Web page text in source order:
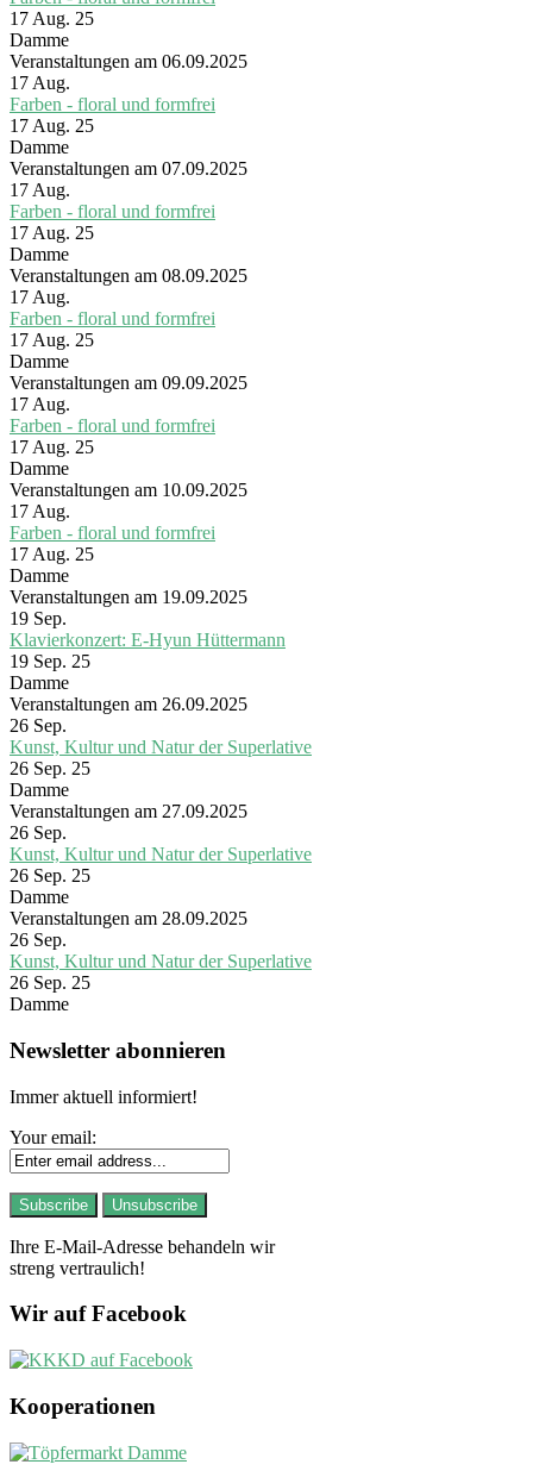
17 Aug. 25
Damme
Veranstaltungen am 06.09.2025
17 Aug.
Farben - floral und formfrei
17 Aug. 25
Damme
Veranstaltungen am 07.09.2025
17 Aug.
Farben - floral und formfrei
17 Aug. 25
Damme
Veranstaltungen am 08.09.2025
17 Aug.
Farben - floral und formfrei
17 Aug. 25
Damme
Veranstaltungen am 09.09.2025
17 Aug.
Farben - floral und formfrei
17 Aug. 25
Damme
Veranstaltungen am 10.09.2025
17 Aug.
Farben - floral und formfrei
17 Aug. 25
Damme
Veranstaltungen am 19.09.2025
19 Sep.
Klavierkonzert: E-Hyun Hüttermann
19 Sep. 25
Damme
Veranstaltungen am 26.09.2025
26 Sep.
Kunst, Kultur und Natur der Superlative
26 Sep. 25
Damme
Veranstaltungen am 27.09.2025
26 Sep.
Kunst, Kultur und Natur der Superlative
26 Sep. 25
Damme
Veranstaltungen am 28.09.2025
26 Sep.
Kunst, Kultur und Natur der Superlative
26 Sep. 25
Damme
Newsletter abonnieren
Immer aktuell informiert!
Your email:
Ihre E-Mail-Adresse behandeln wir
streng vertraulich!
Wir auf Facebook
Kooperationen